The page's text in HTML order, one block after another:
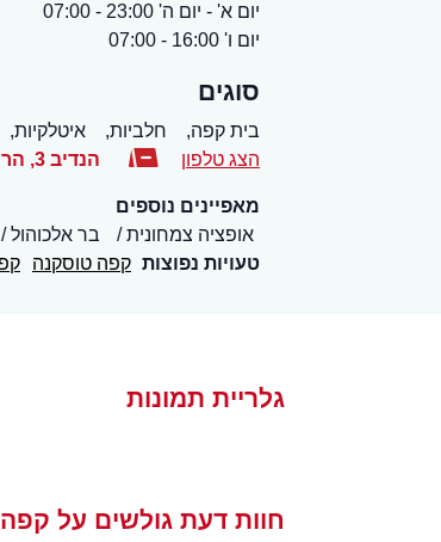
יום א' - יום ה' 23:00 - 07:00
יום ו' 16:00 - 07:00
סוגים
בית קפה, חלביות, איטלקיות,
הצג טלפון
הנדיב 3 ,
מאפיינים נוספים
אופציה צמחונית
בר אלכוהול
טעויות נפוצות קפה טוסקנה
גלריית תמונות
חוות דעת גולשים על